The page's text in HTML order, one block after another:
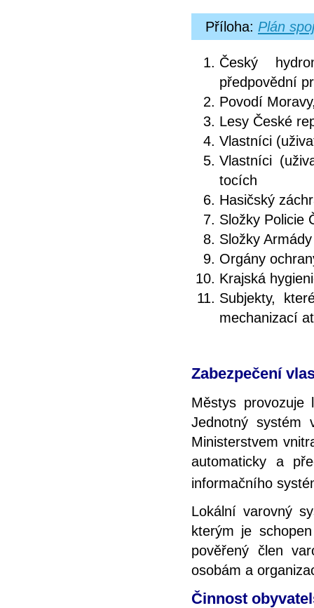
Příloha: Plán
Český
předpovědní
Povodí
Lesy České
Vlastníci
Vlastníci
tocích
Hasičský
Složky Policie
Složky
Orgány
Krajská
Subjekty,
mechanizací
Zabezpečení
Městys
Jednotný systém
Ministerstvem
automaticky a
informačního
Lokální varovný
kterým je
pověřený člen
osobám a
Činnost